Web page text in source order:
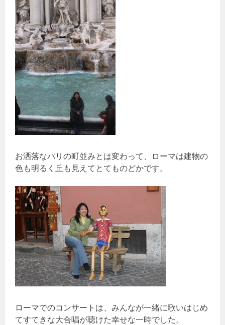
お洒落なパリの町並みとは変わって、ローマは建物の
色も明るく丘も見えてとてものどかです。
ローマでのコンサートは、みんなが一緒に歌いはじめ
てすてきな大合唱が聴けた幸せな一時でした。